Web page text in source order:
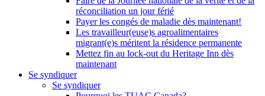
réconciliation un jour férié
Payer les congés de maladie dès maintenant!
Les travailleur(euse)s agroalimentaires
migrant(e)s méritent la résidence permanente
Mettez fin au lock-out du Heritage Inn dès
maintenant
Se syndiquer
Se syndiquer